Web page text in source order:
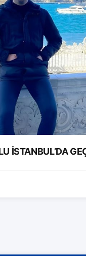
İSTANBUL’DA